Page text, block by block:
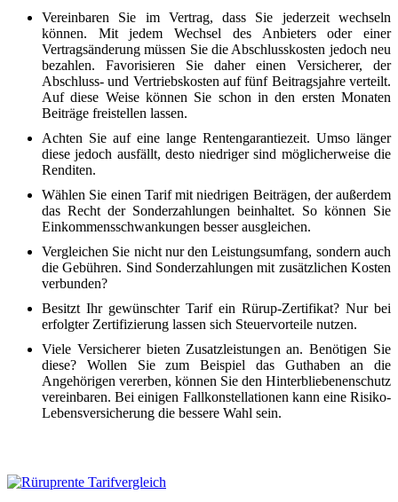
Vereinbaren Sie im Vertrag, dass Sie jederzeit wechseln
können. Mit jedem Wechsel des Anbieters oder einer
Vertragsänderung müssen Sie die Abschlusskosten jedoch neu
bezahlen. Favorisieren Sie daher einen Versicherer, der
Abschluss- und Vertriebskosten auf fünf Beitragsjahre verteilt.
Auf diese Weise können Sie schon in den ersten Monaten
Beiträge freistellen lassen.
Achten Sie auf eine lange Rentengarantiezeit. Umso länger
diese jedoch ausfällt, desto niedriger sind möglicherweise die
Renditen.
Wählen Sie einen Tarif mit niedrigen Beiträgen, der außerdem
das Recht der Sonderzahlungen beinhaltet. So können Sie
Einkommensschwankungen besser ausgleichen.
Vergleichen Sie nicht nur den Leistungsumfang, sondern auch
die Gebühren. Sind Sonderzahlungen mit zusätzlichen Kosten
verbunden?
Besitzt Ihr gewünschter Tarif ein Rürup-Zertifikat? Nur bei
erfolgter Zertifizierung lassen sich Steuervorteile nutzen.
Viele Versicherer bieten Zusatzleistungen an. Benötigen Sie
diese? Wollen Sie zum Beispiel das Guthaben an die
Angehörigen vererben, können Sie den Hinterbliebenenschutz
vereinbaren. Bei einigen Fallkonstellationen kann eine Risiko-
Lebensversicherung die bessere Wahl sein.